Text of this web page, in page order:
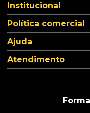
Institucional
Política comercial
Ajuda
Atendimento